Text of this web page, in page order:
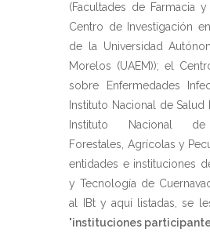
(Facultades de Farmacia
Centro de Investigación
de la Universidad
Morelos (UAEM)); el
sobre Enfermedades
Instituto Nacional de Salud
Instituto Nacional de
Forestales, Agrícolas y
entidades e instituciones
y Tecnología de
al IBt y aquí listadas, se
"instituciones